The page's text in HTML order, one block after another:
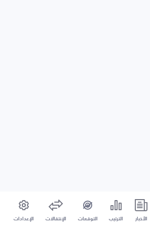
الأخبار الترتيب التوقعات الإنتقالات الإعدادات